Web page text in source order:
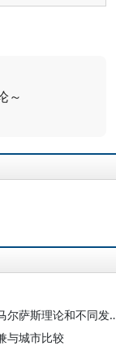
～
裴小林：论土地生产率极限法则：
与城市比较